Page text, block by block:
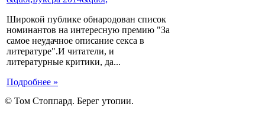
Широкой публике обнародован список
номинантов на интересную премию "За
самое неудачное описание секса в
литературе".И читатели, и
литературные критики, да...
Подробнее »
© Том Стоппард. Берег утопии.